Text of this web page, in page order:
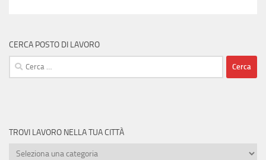
CERCA POSTO DI LAVORO
Ricerca
per:
TROVI LAVORO NELLA TUA CITTÀ
Trovi